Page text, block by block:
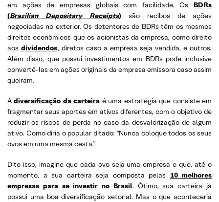
em ações de empresas globais com facilidade. Os BDRs
(Brazilian Depositary Receipts) são recibos de ações
negociadas no exterior. Os detentores de BDRs têm os mesmos
direitos econômicos que os acionistas da empresa, como direito
aos dividendos, diretos caso a empresa seja vendida, e outros.
Além disso, que possui investimentos em BDRs pode inclusive
convertê-las em ações originais da empresa emissora caso assim
queiram.
Adiversificação da carteira é uma estratégia que consiste em
fragmentar seus aportes em ativos diferentes, com o objetivo de
reduzir os riscos de perda no caso da desvalorização de algum
ativo. Como diria o popular ditado: “Nunca coloque todos os seus
ovos em uma mesma cesta.”
Dito isso, imagine que cada ovo seja uma empresa e que, até o
momento, a sua carteira seja composta pelas 10 melhores
empresas para se investir no Brasil. Ótimo, sua carteira já
possui uma boa diversificação setorial. Mas o que aconteceria